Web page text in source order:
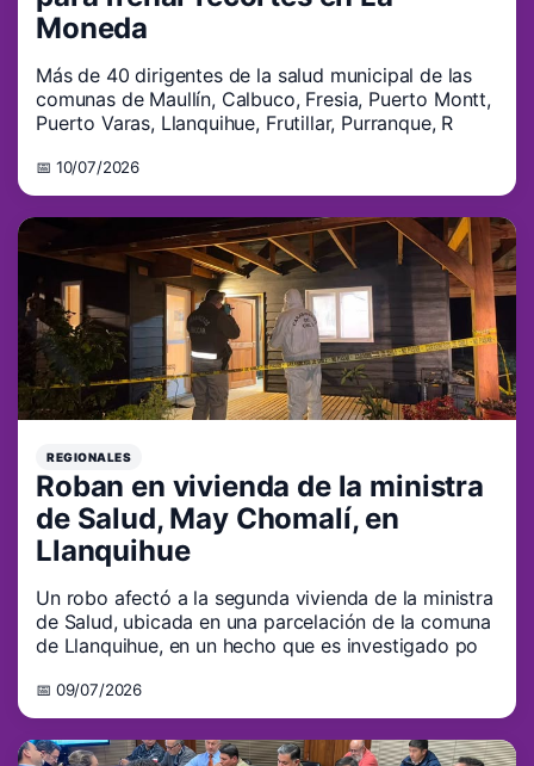
Moneda
Más de 40 dirigentes de la salud municipal de las
comunas de Maullín, Calbuco, Fresia, Puerto Montt,
Puerto Varas, Llanquihue, Frutillar, Purranque, R
📅 10/07/2026
REGIONALES
Roban en vivienda de la ministra
de Salud, May Chomalí, en
Llanquihue
Un robo afectó a la segunda vivienda de la ministra
de Salud, ubicada en una parcelación de la comuna
de Llanquihue, en un hecho que es investigado po
📅 09/07/2026